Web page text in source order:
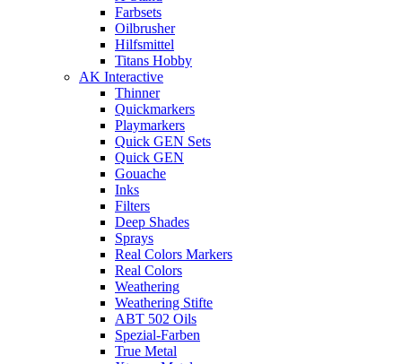
Farbsets
Oilbrusher
Hilfsmittel
Titans Hobby
AK Interactive
Thinner
Quickmarkers
Playmarkers
Quick GEN Sets
Quick GEN
Gouache
Inks
Filters
Deep Shades
Sprays
Real Colors Markers
Real Colors
Weathering
Weathering Stifte
ABT 502 Oils
Spezial-Farben
True Metal